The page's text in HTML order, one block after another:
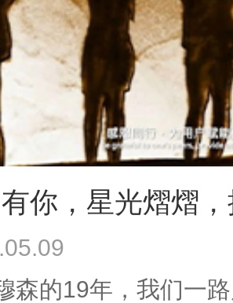
你，星光熠熠
森的19年，我们一